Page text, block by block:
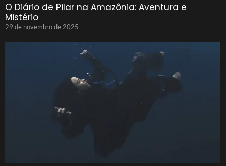
O Diário de Pilar na Amazônia: Aventura e
Mistério
29 de novembro de 2025